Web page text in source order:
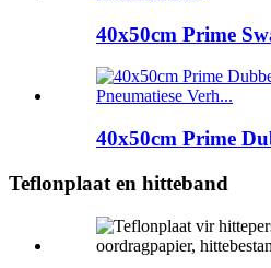
40x50cm Prime
40x50cm Prime
Teflonplaat en hitteband